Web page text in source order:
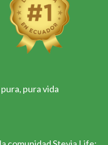
pura vida